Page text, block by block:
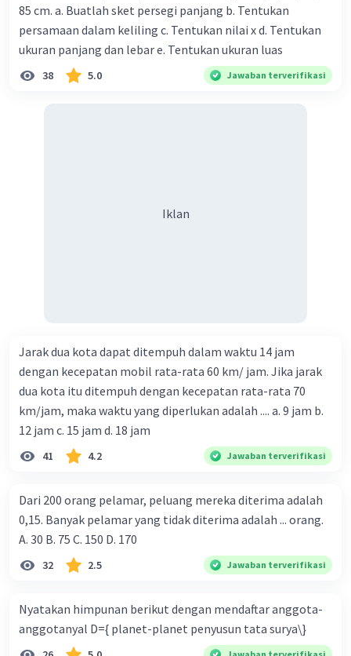
85 cm. a. Buatlah sket persegi panjang b. Tentukan
persamaan dalam keliling c. Tentukan nilai x d. Tentukan
ukuran panjang dan lebar e. Tentukan ukuran luas
38 5.0 Jawaban terverifikasi
Iklan
Jarak dua kota dapat ditempuh dalam waktu 14 jam
dengan kecepatan mobil rata-rata 60 km/ jam. Jika jarak
dua kota itu ditempuh dengan kecepatan rata-rata 70
km/jam, maka waktu yang diperlukan adalah .... a. 9 jam b.
12 jam c. 15 jam d. 18 jam
41 4.2 Jawaban terverifikasi
Dari 200 orang pelamar, peluang mereka diterima adalah
0,15. Banyak pelamar yang tidak diterima adalah ... orang.
A. 30 B. 75 C. 150 D. 170
32 2.5 Jawaban terverifikasi
Nyatakan himpunan berikut dengan mendaftar anggota-
anggotanyal D={ planet-planet penyusun tata surya\}